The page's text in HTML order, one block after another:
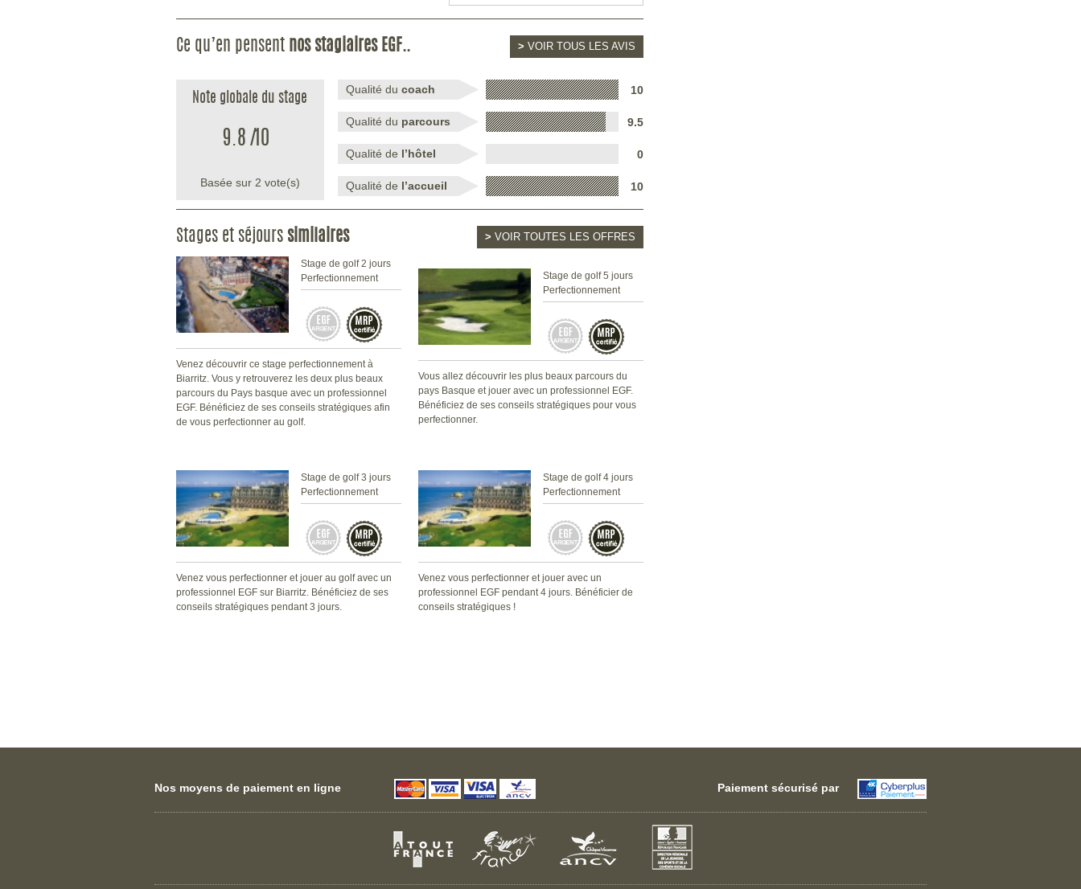
Ce qu’en pensent nos stagiaires EGF.. > VOIR TOUS LES AVIS
Note globale du stage
9.8 /
10
Basée sur 2 vote(s)
Qualité ducoach 10
Qualité du parcours 9.5
Qualité de l’hôtel 0
Qualité de l’accueil 10
Stages et séjours similaires > VOIR TOUTES LES OFFRES
Stage de golf 2 jours
Perfectionnement
Venez découvrir ce stage perfectionnement à
Biarritz. Vous y retrouverez les deux plus beaux
parcours du Pays basque avec un professionnel
EGF. Bénéficiez de ses conseils stratégiques afin
de vous perfectionner au golf.
Stage de golf 5 jours
Perfectionnement
Vous allez découvrir les plus beaux parcours du
pays Basque et jouer avec un professionnel EGF.
Bénéficiez de ses conseils stratégiques pour vous
perfectionner.
Stage de golf 3 jours
Perfectionnement
Venez vous perfectionner et jouer au golf avec un
professionnel EGF sur Biarritz. Bénéficiez de ses
conseils stratégiques pendant 3 jours.
Stage de golf 4 jours
Perfectionnement
Venez vous perfectionner et jouer avec un
professionnel EGF pendant 4 jours. Bénéficier de
conseils stratégiques !
Nos moyens de paiement en ligne Paiement sécurisé par